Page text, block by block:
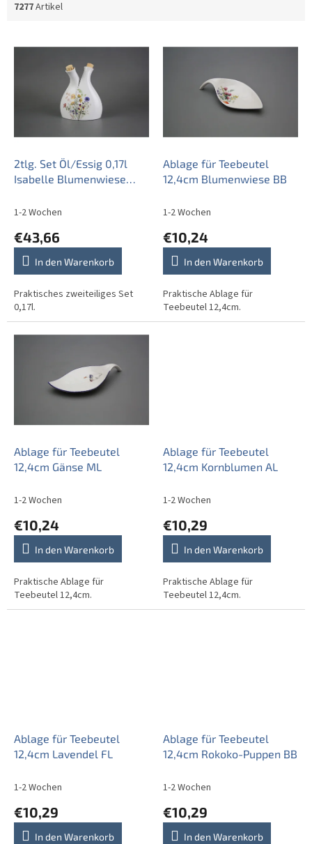
7277Artikel
P2tlg. Set Öl/Essig 0,17l
Isabelle Blumenwiese
1-2 Wochen
€43,66
In den Warenkorb
Praktisches zweiteiliges Set
0,17l.
Ablage für Teebeutel
12,4cm Blumenwiese BB
1-2 Wochen
€10,24
In den Warenkorb
Praktische Ablage für
Teebeutel 12,4cm.
Ablage für Teebeutel
12,4cm Gänse ML
1-2 Wochen
€10,24
In den Warenkorb
Praktische Ablage für
Teebeutel 12,4cm.
Ablage für Teebeutel
12,4cm Kornblumen AL
1-2 Wochen
€10,29
In den Warenkorb
Praktische Ablage für
Teebeutel 12,4cm.
Ablage für Teebeutel
12,4cm Lavendel FL
1-2 Wochen
€10,29
In den Warenkorb
Ablage für Teebeutel
12,4cm Rokoko-Puppen BB
1-2 Wochen
€10,29
In den Warenkorb